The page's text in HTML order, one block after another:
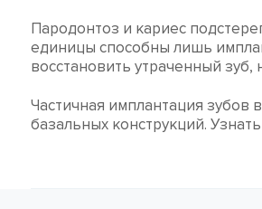
Пародонтоз и кариес
единицы способны лишь
восстановить утраченный
Частичная имплантация зубов
базальных конструкций.